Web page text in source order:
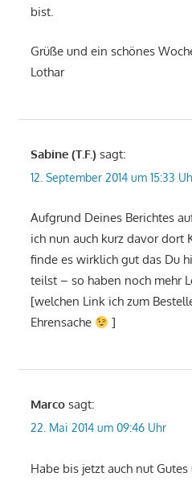
bist.
Grüße und ein schönes
Lothar
Sabine (T.F.) sagt:
12. September 2014 um 15:33
Aufgrund Deines Berichtes
ich nun auch kurz davor dort
finde es wirklich gut das Du
teilst – so haben noch mehr
[welchen Link ich zum
Ehrensache
]
Marco sagt:
22. Mai 2014 um 09:46 Uhr
Habe bis jetzt auch nut